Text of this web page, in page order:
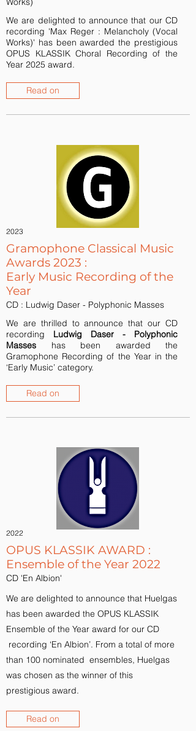
We are delighted to announce that our CD
recording 'Max Reger : Melancholy (Vocal
Works)' has been awarded the prestigious
OPUS KLASSIK Choral Recording of the
Year 2025 award.
Read on
2023
Gramophone Classical Music
Awards 2023 :
Early Music Recording of the
Year
CD : Ludwig Daser - Polyphonic Masses
We are thrilled to announce that our CD
recording Ludwig Daser - Polyphonic
Masses has been awarded the
Gramophone Recording of the Year in the
‘Early Music’ category.
Read on
2022
OPUS KLASSIK AWARD :
Ensemble of the Year 2022
CD 'En Albion'
We are delighted to announce that Huelgas
has been awarded the OPUS KLASSIK
Ensemble of the Year award for our CD
recording ‘En Albion’. From a total of more
than 100 nominated ensembles, Huelgas
was chosen as the winner of this
prestigious award.
Read on